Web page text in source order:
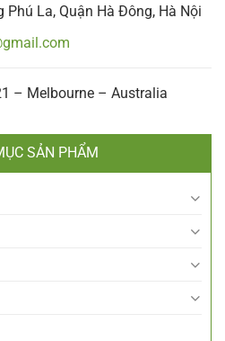
Phú La, Quận Hà Đông, Hà Nội
– Melbourne – Australia
SẢN PHẨM